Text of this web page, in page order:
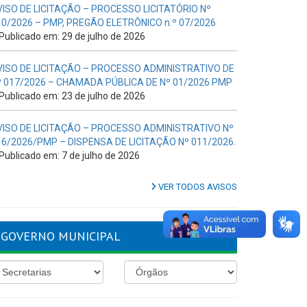
DE LICITAÇÃO – PROCESSO LICITATÓRIO Nº
2026 – PMP, PREGÃO ELETRÔNICO n.º 07/2026
Publicado em: 29 de julho de 2026
DE LICITAÇÃO – PROCESSO ADMINISTRATIVO DE
017/2026 – CHAMADA PÚBLICA DE Nº 01/2026 PMP
Publicado em: 23 de julho de 2026
DE LICITAÇÃO – PROCESSO ADMINISTRATIVO Nº
2026/PMP – DISPENSA DE LICITAÇÃO Nº 011/2026.
Publicado em: 7 de julho de 2026
VER TODOS AVISOS
GOVERNO MUNICIPAL